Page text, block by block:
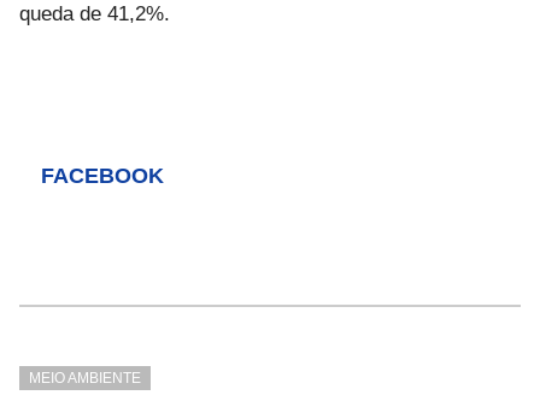
queda de 41,2%.
FACEBOOK
MEIO AMBIENTE